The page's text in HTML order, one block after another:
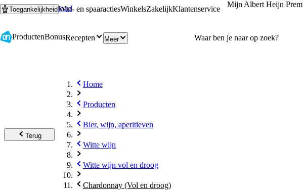
Ga naar hoofdinhoud
Ga naar zoeken
ToegankelijkheidWin- en spaaractiesWinkelsZakelijkKlantenservice
Mijn Albert Heijn
ProductenBonusRecepten Meer
Terug
Home
Producten
Bier, wijn, aperitieven
Witte wijn
Witte wijn vol en droog
Chardonnay (Vol en droog)